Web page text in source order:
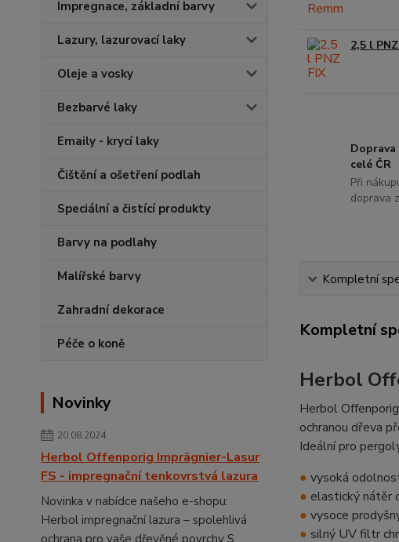
Impregnace, základní barvy
Lazury, lazurovací laky
Oleje a vosky
Bezbarvé laky
Emaily - krycí laky
Čištění a ošetření podlah
Speciální a čistící produkty
Barvy na podlahy
Malířské barvy
Zahradní dekorace
Péče o koně
Novinky
20.08.2024
Herbol Offenporig Imprägnier-Lasur
FS - impregnační tenkovrstvá lazura
Novinka v nabídce našeho e-shopu:
Herbol impregnační lazura – spolehlivá
ochrana pro vaše dřevěné povrchy S
2,5 l
celé ČR
Při
doprava
Kompletní
Kompletní
Herbol
Herbol
ochranou dřeva
Ideální pro
● vysoká
● elastický nátěr
● vysoce
● silný UV filtr